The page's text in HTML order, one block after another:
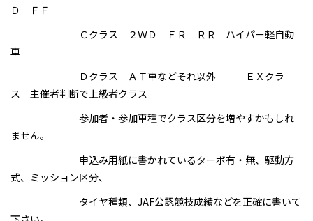
Ｄ ＦＦ
Ｃクラス ２ＷＤ ＦＲ ＲＲ ハイパー軽自動
車
Ｄクラス ＡＴ車などそれ以外 ＥＸクラ
ス 主催者判断で上級者クラス
参加者・参加車種でクラス区分を増やすかもしれ
ません。
申込み用紙に書かれているターボ有・無、駆動方
式、ミッション区分、
タイヤ種類、JAF公認競技成績などを正確に書いて